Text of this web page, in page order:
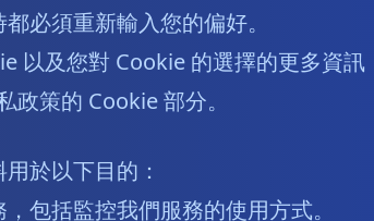
必須重新輸入您的偏好。
以及您對 Cookie 的選擇的更多資訊
政策的 Cookie 部分。
於以下目的：
包括監控我們服務的使用方式。